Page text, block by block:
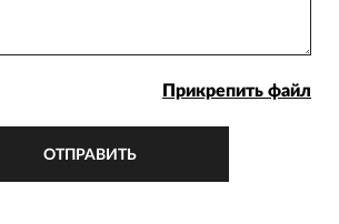
Прикрепить файл
ОТПРАВИТЬ